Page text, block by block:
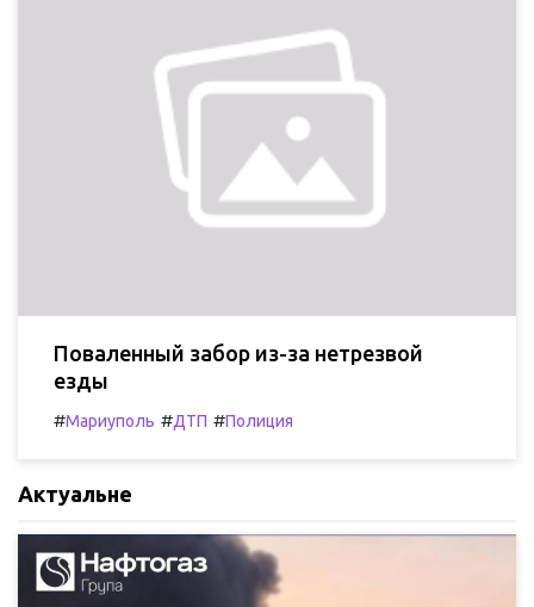
Поваленный забор из-за нетрезвой
езды
#Мариуполь #ДТП #Полиция
Актуальне